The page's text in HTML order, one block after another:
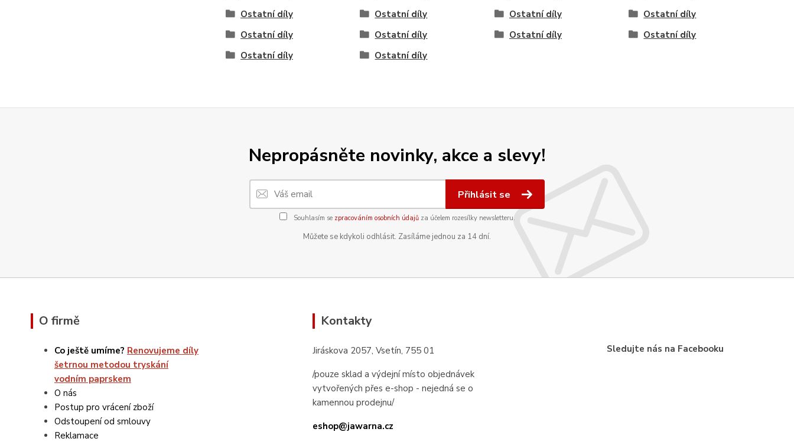
Ostatní díly
Ostatní díly Ostatní díly
Ostatní díly
Ostatní díly
Ostatní díly Ostatní díly
Ostatní díly
Ostatní díly
Ostatní díly
Nepropásněte novinky, akce a slevy!
Přihlásit se
Souhlasím se zpracováním osobních údajůza účelem rozesílky newsletteru.
Můžete se kdykoli odhlásit. Zasíláme jednou za 14 dní.
O firmě
Co ještě umíme? Renovujeme díly
šetrnou metodou tryskání
vodním paprskem
O nás
Postup pro vrácení zboží
Odstoupení od smlouvy
Reklamace
Kontakty
Jiráskova 2057, Vsetín, 755 01
/pouze sklad a výdejní místo objednávek
vytvořených přes e-shop - nejedná se o
kamennou prodejnu/
eshop@jawarna.cz
Sledujte nás na Facebooku